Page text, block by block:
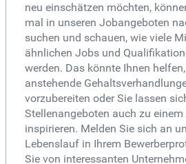
neu einschätzen möchten,
mal in unseren Jobangeboten
suchen und schauen, wie viele
ähnlichen Jobs und
werden. Das könnte Ihnen
anstehende
vorzubereiten oder Sie lassen
Stellenangeboten auch zu einem
inspirieren. Melden Sie sich an
Lebenslauf in Ihrem
Sie von interessanten